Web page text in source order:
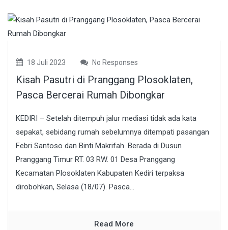
18 Juli 2023 No Responses
Kisah Pasutri di Pranggang Plosoklaten,
Pasca Bercerai Rumah Dibongkar
KEDIRI – Setelah ditempuh jalur mediasi tidak ada kata
sepakat, sebidang rumah sebelumnya ditempati pasangan
Febri Santoso dan Binti Makrifah. Berada di Dusun
Pranggang Timur RT. 03 RW. 01 Desa Pranggang
Kecamatan Plosoklaten Kabupaten Kediri terpaksa
dirobohkan, Selasa (18/07). Pasca...
Read More